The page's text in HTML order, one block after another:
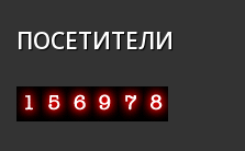
ПОСЕТИТЕЛИ